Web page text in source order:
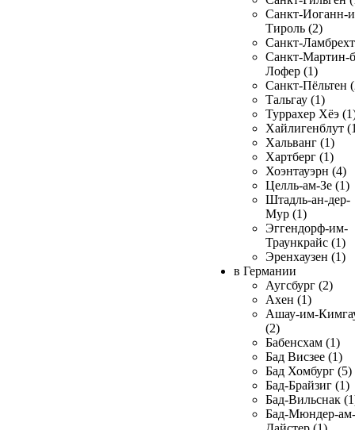
Санкт-Иоганн-
Тироль (2)
Санкт-
Санкт-Мартин-
Лофер (1)
Санкт-Пёльтен
Тальгау (1)
Туррахер Хёэ
Хайлигенблут
Хальванг (1)
Хартберг (1)
Хоэнтауэрн (4)
Целль-ам-Зе (1)
Штадль-ан-дер-
Мур (1)
Эггендорф-им-
Траункрайс (1)
Эренхаузен (1)
в Германии
Аугсбург (2)
Ахен (1)
Ашау-им-
(2)
Бабенсхам (1)
Бад Висзее (1)
Бад Хомбург (5)
Бад-Брайзиг (1)
Бад-Вильснак
Бад-Мюндер-ам-